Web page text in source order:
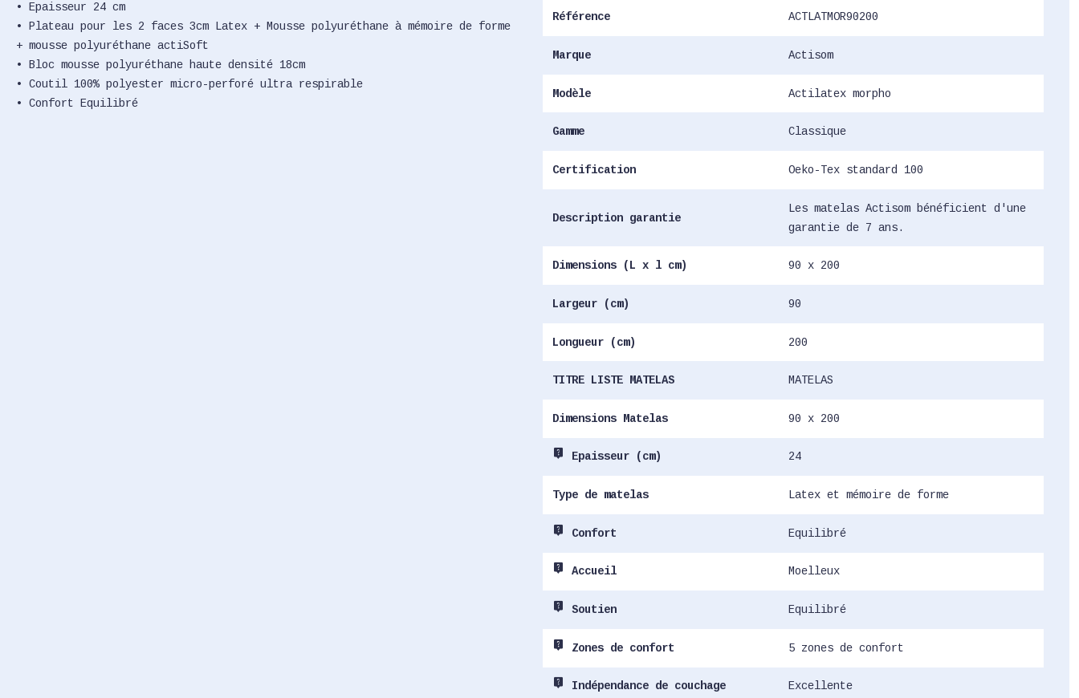
• Epaisseur 24 cm
• Plateau pour les 2 faces 3cm Latex + Mousse polyuréthane à mémoire de forme
+ mousse polyuréthane actiSoft
• Bloc mousse polyuréthane haute densité 18cm
• Coutil 100% polyester micro-perforé ultra respirable
• Confort Equilibré
Référence ACTLATMOR90200
Marque Actisom
Modèle Actilatex morpho
Gamme Classique
Certification Oeko-Tex standard 100
Description garantie
Les matelas Actisom bénéficient d'une
garantie de 7 ans.
Dimensions (L x l cm) 90 x 200
Largeur (cm) 90
Longueur (cm) 200
TITRE LISTE MATELAS MATELAS
Dimensions Matelas 90 x 200
live_help Epaisseur (cm) 24
Type de matelas Latex et mémoire de forme
live_help Confort Equilibré
live_help Accueil Moelleux
live_help Soutien Equilibré
live_help Zones de confort 5 zones de confort
live_help Indépendance de couchage Excellente